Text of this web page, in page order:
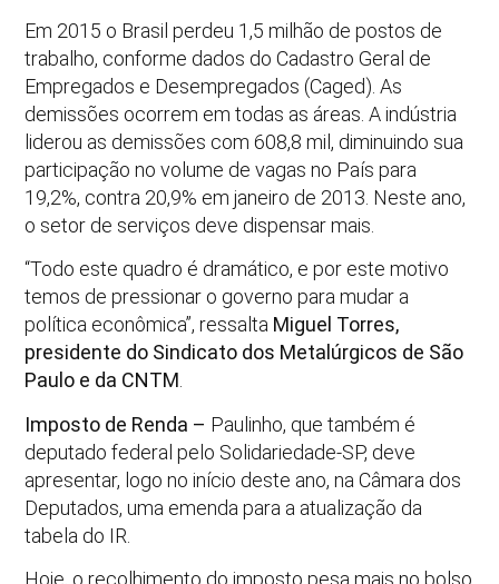
Em 2015 o Brasil perdeu 1,5 milhão de postos de
trabalho, conforme dados do Cadastro Geral de
Empregados e Desempregados (Caged). As
demissões ocorrem em todas as áreas. A indústria
liderou as demissões com 608,8 mil, diminuindo sua
participação no volume de vagas no País para
19,2%, contra 20,9% em janeiro de 2013. Neste ano,
o setor de serviços deve dispensar mais.
“Todo este quadro é dramático, e por este motivo
temos de pressionar o governo para mudar a
política econômica”, ressalta Miguel Torres,
presidente do Sindicato dos Metalúrgicos de São
Paulo e da CNTM.
Imposto de Renda – Paulinho, que também é
deputado federal pelo Solidariedade-SP, deve
apresentar, logo no início deste ano, na Câmara dos
Deputados, uma emenda para a atualização da
tabela do IR.
Hoje, o recolhimento do imposto pesa mais no bolso